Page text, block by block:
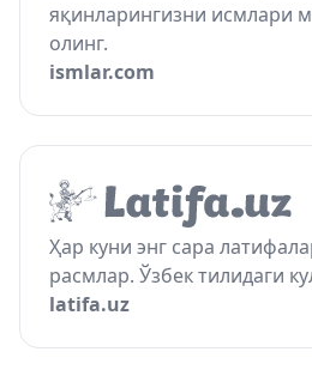
яқинларингизни исмлари
олинг.
ismlar.com
Ҳар куни энг сара
расмлар. Ўзбек тилидаги
latifa.uz